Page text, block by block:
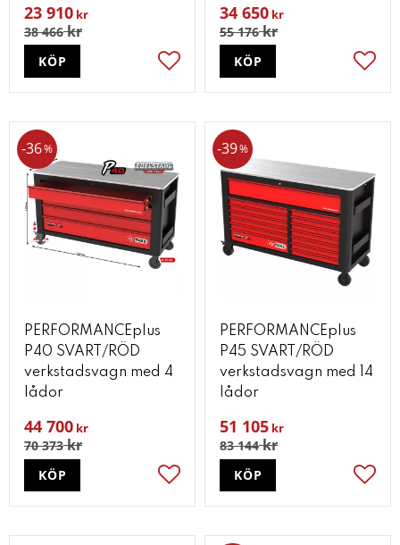
23 910 kr
38 466kr
Lägg till i favoriter
KÖP
34 650 kr
55 176kr
KÖP
PERFORMANCEplus
P40 SVART/RÖD
verkstadsvagn med 4
lådor
44 700 kr
70 373kr
36%
Lägg till i favoriter
KÖP
PERFORMANCEplus
P45 SVART/RÖD
verkstadsvagn med 14
lådor
51 105 kr
83 144kr
39%
KÖP